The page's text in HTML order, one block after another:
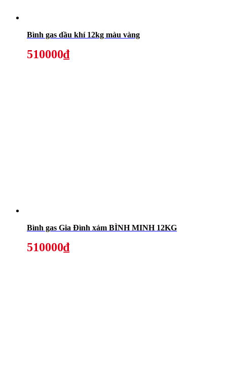
Bình gas dầu khí 12kg màu vàng
510000₫
Bình gas Gia Đình xám BÌNH MINH 12KG
510000₫